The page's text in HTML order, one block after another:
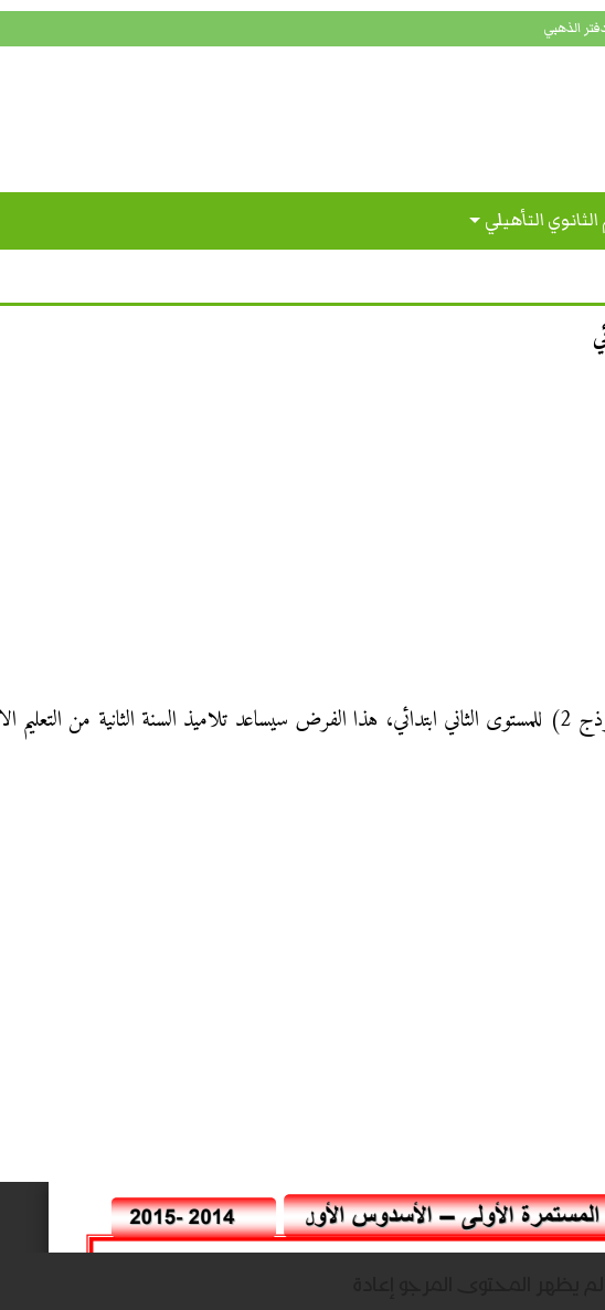
الذهبي
التأهيلي
فرض المراقبة المستمرة الأول في مادة الرياضيات الدورة الأولى (النموذج 2) للمستوى الثاني ابتدائي، هذا الفرض سيساعد تلاميذ السنة